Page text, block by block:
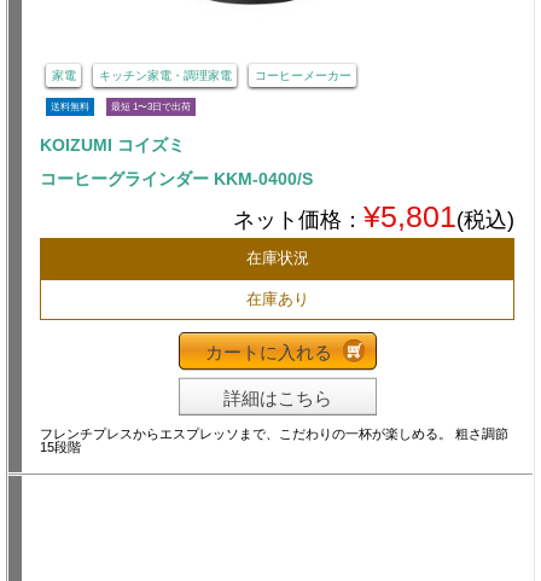
家電 キッチン家電・調理家電 コーヒーメーカー
送料無料 最短 1〜3日で出荷
KOIZUMI コイズミ
コーヒーグラインダー KKM-0400/S
ネット価格： ¥5,801(税込)
在庫状況
在庫あり
カートに入れる
詳細はこちら
フレンチプレスからエスプレッソまで、こだわりの一杯が楽しめる。 粗さ調節
15段階